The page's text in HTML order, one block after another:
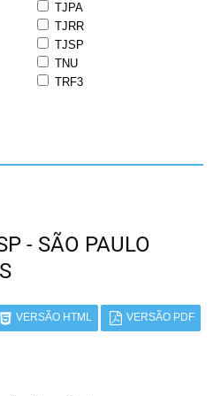
TJPA
TJRR
TJSP
TNU
TRF3
- SÃO PAULO
VERSÃO HTML VERSÃO PDF